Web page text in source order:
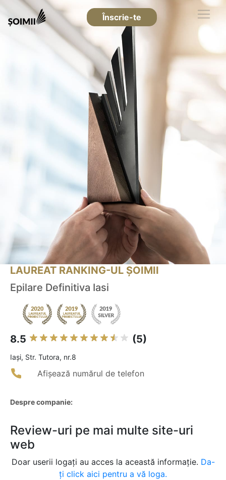
Înscrie-te
LAUREAT RANKING-UL ȘOIMII
Epilare Definitiva Iasi
8.5 (5)
Iaşi, Str. Tutora, nr.8
Afișează numărul de telefon
Despre companie:
Review-uri pe mai multe site-uri
web
Doar userii logați au acces la această informație. Da-
ți click aici pentru a vă loga.